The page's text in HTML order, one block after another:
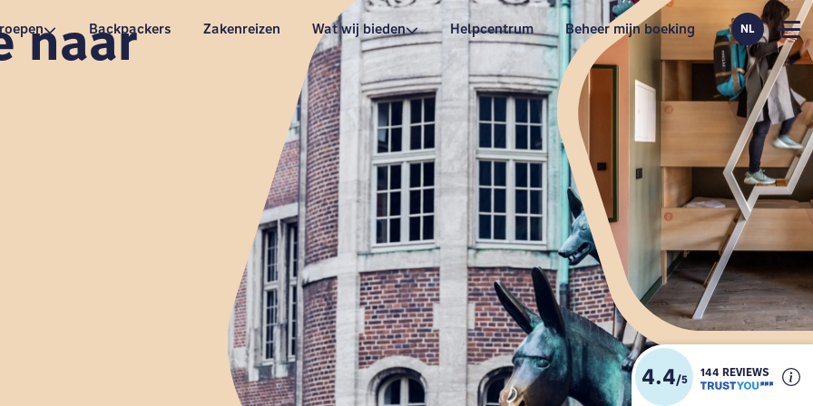
Backpackers Zakenreizen Wat wij bieden Helpcentrum Beheer mijn boeking NL
naar
4.4/5
144 REVIEWS